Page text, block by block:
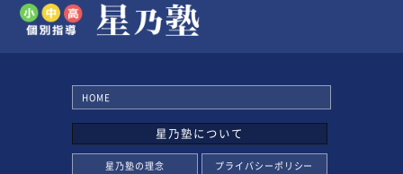
HOME
星乃塾について
星乃塾の理念 プライバシーポリシー